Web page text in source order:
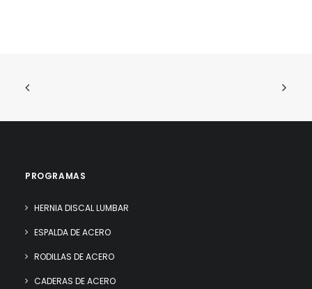
PROGRAMAS
HERNIA DISCAL LUMBAR
ESPALDA DE ACERO
RODILLAS DE ACERO
CADERAS DE ACERO